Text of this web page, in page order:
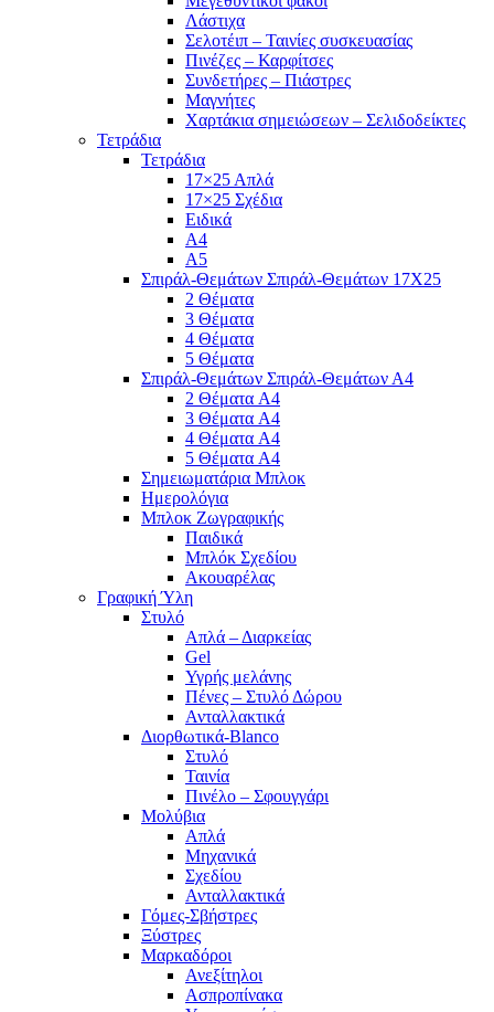
Λάστιχα
Σελοτέιπ – Ταινίες συσκευασίας
Πινέζες – Καρφίτσες
Συνδετήρες – Πιάστρες
Μαγνήτες
Χαρτάκια σημειώσεων – Σελιδοδείκτες
Τετράδια
Τετράδια
17×25 Απλά
17×25 Σχέδια
Ειδικά
Α4
Α5
Σπιράλ-Θεμάτων Σπιράλ-Θεμάτων 17Χ25
2 Θέματα
3 Θέματα
4 Θέματα
5 Θέματα
Σπιράλ-Θεμάτων Σπιράλ-Θεμάτων Α4
2 Θέματα A4
3 Θέματα A4
4 Θέματα A4
5 Θέματα A4
Σημειωματάρια Μπλοκ
Ημερολόγια
Μπλοκ Ζωγραφικής
Παιδικά
Μπλόκ Σχεδίου
Ακουαρέλας
Γραφική Ύλη
Στυλό
Απλά – Διαρκείας
Gel
Υγρής μελάνης
Πένες – Στυλό Δώρου
Ανταλλακτικά
Διορθωτικά-Blanco
Στυλό
Ταινία
Πινέλο – Σφουγγάρι
Μολύβια
Απλά
Μηχανικά
Σχεδίου
Ανταλλακτικά
Γόμες-Σβήστρες
Ξύστρες
Μαρκαδόροι
Ανεξίτηλοι
Ασπροπίνακα